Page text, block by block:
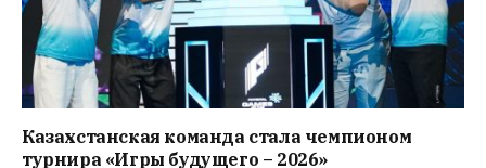
Казахстанская команда стала чемпионом
турнира «Игры будущего – 2026»